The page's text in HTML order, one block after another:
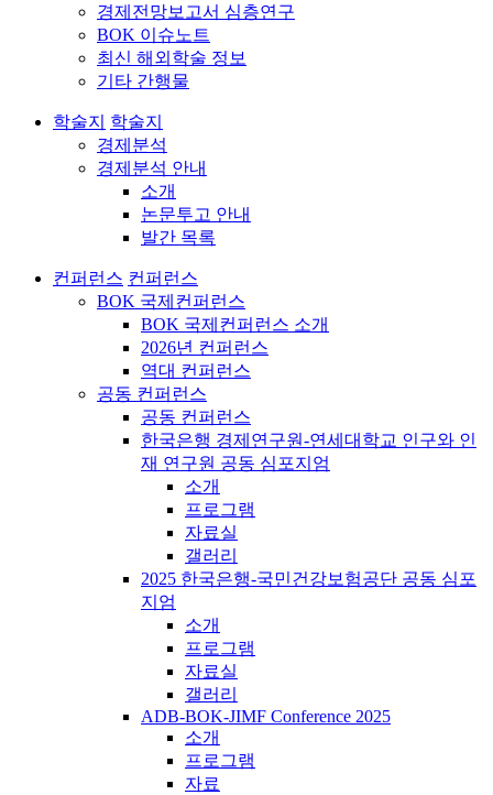
경제전망보고서 심층연구
BOK 이슈노트
최신 해외학술 정보
기타 간행물
학술지
학술지
경제분석
경제분석 안내
소개
논문투고 안내
발간 목록
컨퍼런스 컨퍼런스
BOK 국제컨퍼런스
BOK 국제컨퍼런스 소개
2026년 컨퍼런스
역대 컨퍼런스
공동 컨퍼런스
공동 컨퍼런스
한국은행 경제연구원-연세대학교 인구와 인
재 연구원 공동 심포지엄
소개
프로그램
자료실
갤러리
2025 한국은행-국민건강보험공단 공동 심포
지엄
소개
프로그램
자료실
갤러리
ADB-BOK-JIMF Conference 2025
소개
프로그램
자료